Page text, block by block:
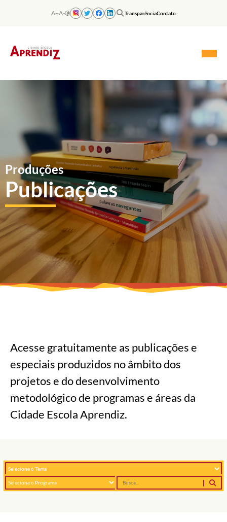
A+A- TransparênciaContato
Produções
Publicações
Acesse gratuitamente as publicações e
especiais produzidos no âmbito dos
projetos e do desenvolvimento
metodológico de programas e áreas da
Cidade Escola Aprendiz.